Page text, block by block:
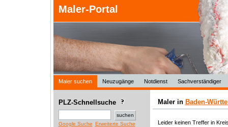
Maler-Portal
Maler suchen Neuzugänge Notdienst Sachverständiger
PLZ-Schnellsuche
Google Suche Erweiterte Suche
Maler in Baden-
Leider keinen Treffer in